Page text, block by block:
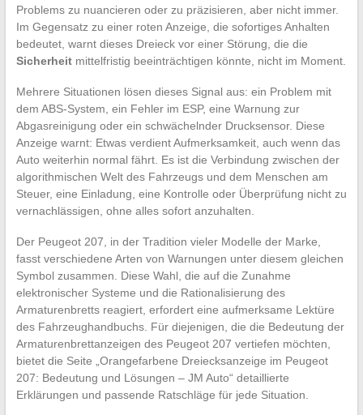
Problems zu nuancieren oder zu präzisieren, aber nicht immer.
Im Gegensatz zu einer roten Anzeige, die sofortiges Anhalten
bedeutet, warnt dieses Dreieck vor einer Störung, die die
Sicherheitmittelfristig beeinträchtigen könnte, nicht im Moment.
Mehrere Situationen lösen dieses Signal aus: ein Problem mit
dem ABS-System, ein Fehler im ESP, eine Warnung zur
Abgasreinigung oder ein schwächelnder Drucksensor. Diese
Anzeige warnt: Etwas verdient Aufmerksamkeit, auch wenn das
Auto weiterhin normal fährt. Es ist die Verbindung zwischen der
algorithmischen Welt des Fahrzeugs und dem Menschen am
Steuer, eine Einladung, eine Kontrolle oder Überprüfung nicht zu
vernachlässigen, ohne alles sofort anzuhalten.
Der Peugeot 207, in der Tradition vieler Modelle der Marke,
fasst verschiedene Arten von Warnungen unter diesem gleichen
Symbol zusammen. Diese Wahl, die auf die Zunahme
elektronischer Systeme und die Rationalisierung des
Armaturenbretts reagiert, erfordert eine aufmerksame Lektüre
des Fahrzeughandbuchs. Für diejenigen, die die Bedeutung der
Armaturenbrettanzeigen des Peugeot 207 vertiefen möchten,
bietet die Seite „Orangefarbene Dreiecksanzeige im Peugeot
207: Bedeutung und Lösungen – JM Auto“ detaillierte
Erklärungen und passende Ratschläge für jede Situation.